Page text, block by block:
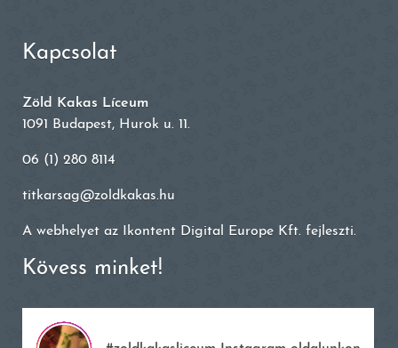
Kapcsolat
Zöld Kakas Líceum
1091 Budapest, Hurok u. 11.
06 (1) 280 8114
titkarsag@zoldkakas.hu
A webhelyet az Ikontent Digital Europe Kft. fejleszti.
Kövess minket!